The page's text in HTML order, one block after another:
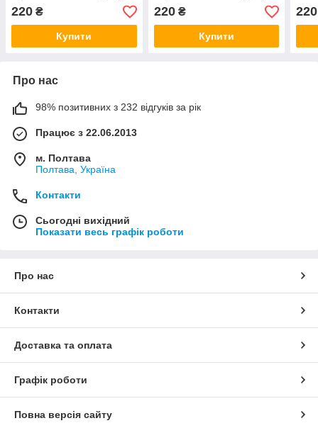
220 ₴
Купити
220₴
Купити
220
Про нас
98% позитивних з 232 відгуків за рік
Працює з 22.06.2013
м. Полтава
Полтава, Україна
Контакти
Сьогодні вихідний
Показати весь графік роботи
Про нас
Контакти
Доставка та оплата
Графік роботи
Повна версія сайту